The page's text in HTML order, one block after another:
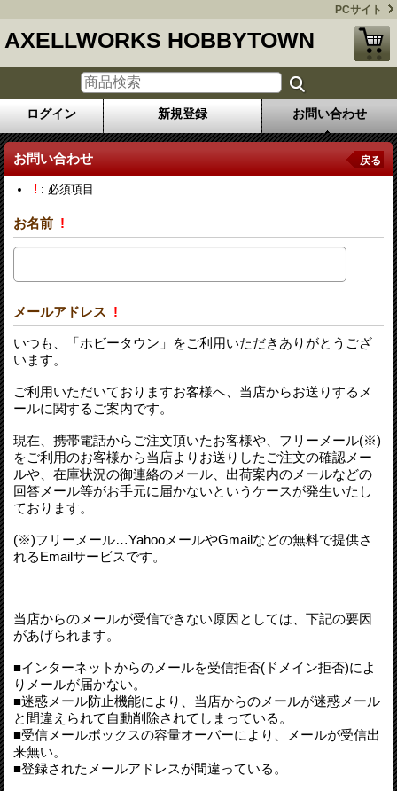
PCサイト
AXELLWORKS HOBBYTOWN
ログイン 新規登録 お問い合わせ
お問い合わせ 戻る
! : 必須項目
お名前 !
メールアドレス !
いつも、「ホビータウン」をご利用いただきありがとうござ
います。
ご利用いただいておりますお客様へ、当店からお送りするメ
ールに関するご案内です。
現在、携帯電話からご注文頂いたお客様や、フリーメール(※)
をご利用のお客様から当店よりお送りしたご注文の確認メー
ルや、在庫状況の御連絡のメール、出荷案内のメールなどの
回答メール等がお手元に届かないというケースが発生いたし
ております。
(※)フリーメール…YahooメールやGmailなどの無料で提供さ
れるEmailサービスです。
当店からのメールが受信できない原因としては、下記の要因
があげられます。
■インターネットからのメールを受信拒否(ドメイン拒否)によ
りメールが届かない。
■迷惑メール防止機能により、当店からのメールが迷惑メール
と間違えられて自動削除されてしまっている。
■受信メールボックスの容量オーバーにより、メールが受信出
来無い。
■登録されたメールアドレスが間違っている。